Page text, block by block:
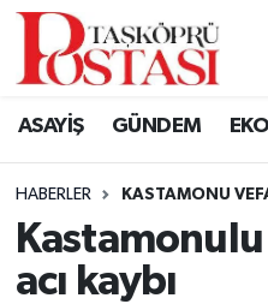
ASAYİŞ GÜNDEM
HABERLER KASTAMONU
acı kaybı
Kastamonu Vefat
Araç Haberleri